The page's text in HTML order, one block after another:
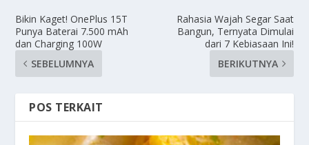
Bikin Kaget! OnePlus 15T
Punya Baterai 7.500 mAh
dan Charging 100W
SEBELUMNYA
Rahasia Wajah Segar Saat
Bangun, Ternyata Dimulai
dari 7 Kebiasaan Ini!
BERIKUTNYA
POS TERKAIT